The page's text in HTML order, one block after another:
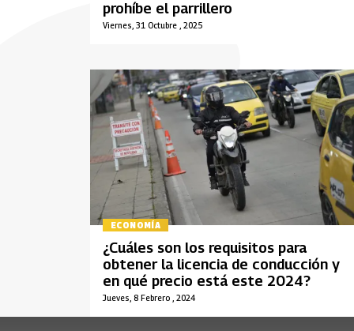
Viernes, 31 Octubre , 2025
prohíbe el parrillero
ECONOMÍA
Jueves, 8 Febrero , 2024
¿Cuáles son los requisitos para
obtener la licencia de conducción y
en qué precio está este 2024?